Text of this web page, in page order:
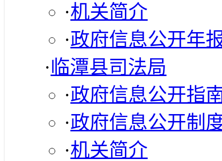
·机关简介
·政府信息公开年
·临潭县司法局
·政府信息公开指
·政府信息公开制
·机关简介